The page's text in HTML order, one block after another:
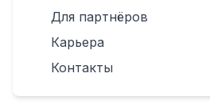
Для партнёров
Карьера
Контакты